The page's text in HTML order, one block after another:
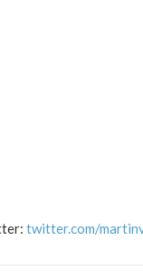
twitter.com/